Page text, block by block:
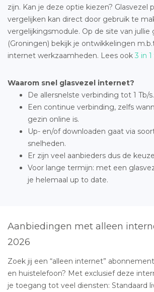
zijn. Kan je deze optie kiezen? Glasvezel
vergelijken kan direct door gebruik te
vergelijkingsmodule. Op de site van
(Groningen) bekijk je ontwikkelingen
internet werkzaamheden. Lees ook 3 in
Waarom snel glasvezel internet?
De allersnelste verbinding tot 1 Tb/s.
Een continue verbinding, zelfs
gezin online is.
Up- en/of downloaden gaat via
snelheden.
Er zijn veel aanbieders dus de
Voor lange termijn: met een
je helemaal up to date.
Aanbiedingen met alleen
2026
Zoek jij een “alleen internet”
en huistelefoon? Met exclusief deze
je toegang tot veel diensten: Standaard